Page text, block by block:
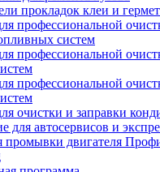
прокладок клеи и
профессиональной
систем
профессиональной
профессиональной
очистки и заправки
для автосервисов и
промывки двигателя